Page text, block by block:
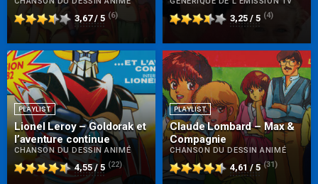
3,67 / 5 (6) 3,25 / 5 (4)
PLAYLIST
Lionel Leroy – Goldorak et
l’aventure continue
CHANSON DU DESSIN ANIMÉ
4,55 / 5 (22)
PLAYLIST
Claude Lombard – Max &
Compagnie
CHANSON DU DESSIN ANIMÉ
4,61 / 5 (31)